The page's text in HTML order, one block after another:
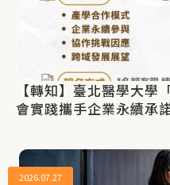
【轉知】臺北醫學大學
會實踐攜手企業永續承
2026.07.27